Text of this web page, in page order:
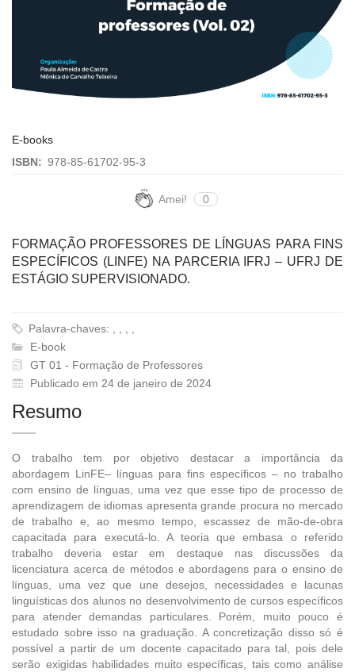
E-books
ISBN: 978-85-61702-95-3
Amei! 0
FORMAÇÃO PROFESSORES DE LÍNGUAS PARA FINS
ESPECÍFICOS (LINFE) NA PARCERIA IFRJ – UFRJ DE
ESTÁGIO SUPERVISIONADO.
Palavra-chaves: , , , ,
E-book
GT 01 - Formação de Professores
Publicado em 24 de janeiro de 2024
Resumo
O trabalho tem por objetivo destacar a importância da
abordagem LinFE– línguas para fins específicos – no trabalho
com ensino de línguas, uma vez que esse tipo de processo de
aprendizagem de idiomas apresenta grande procura no mercado
de trabalho e, ao mesmo tempo, escassez de mão-de-obra
capacitada para executá-lo. A teoria que embasa o referido
trabalho deveria estar em destaque nas discussões da
licenciatura acerca de métodos e abordagens para o ensino de
línguas, uma vez que une desejos, necessidades e lacunas
linguísticas dos alunos no desenvolvimento de cursos específicos
para atender demandas particulares. Porém, muito pouco é
estudado sobre isso na graduação. A concretização disso só é
possível a partir de um docente capacitado para tal, pois dele
serão exigidas habilidades muito específicas, tais como análise